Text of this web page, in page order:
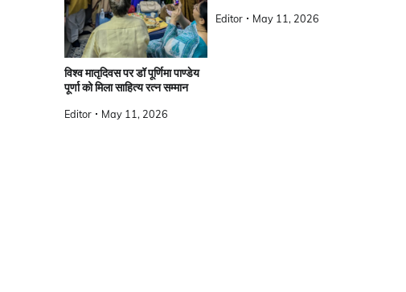
विश्व मातृदिवस पर डॉ पूर्णिमा पाण्डेय
पूर्णा को मिला साहित्य रत्न सम्मान
Editor May 11, 2026
Editor May 11, 2026